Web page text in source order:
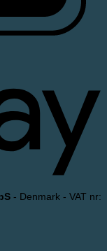
- Denmark - VAT nr: